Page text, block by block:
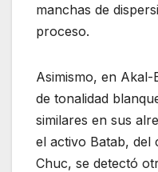
manchas de
proceso.
Asimismo, en
de tonalidad
similares en sus
el activo Batab,
Chuc, se detectó